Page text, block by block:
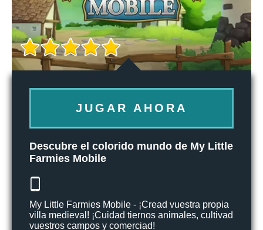
JUGAR AHORA
Descubre el colorido mundo de My Little
Farmies Mobile
My Little Farmies Mobile - ¡Cread vuestra propia
villa medieval! ¡Cuidad tiernos animales, cultivad
vuestros campos y comerciad!